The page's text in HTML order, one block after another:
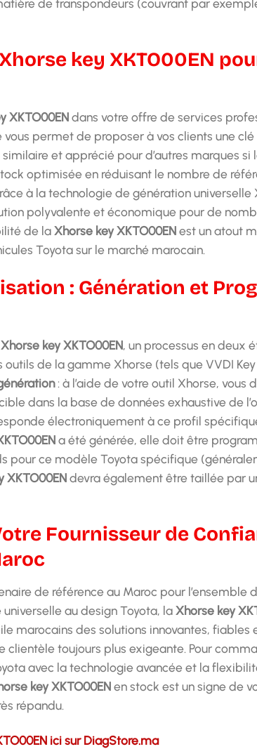
key XKTO00EN
XKTO00ENdans votre offre de services
vous permet de proposer à vos clients une
et apprécié pour d’autres marques si
optimisée en réduisant le nombre de
à la technologie de génération
polyvalente et économique pour de
de laXhorse key XKTO00ENest un atout
Toyota sur le marché marocain.
: Génération et
Xhorse key XKTO00EN, un processus en deux
outils de la gamme Xhorse (tels que VVDI
: à l’aide de votre outil Xhorse, vous
dans la base de données exhaustive de
électroniquement à ce profil
a été générée, elle doit être
pour ce modèle Toyota spécifique
XKTO00ENdevra également être taillée par
Fournisseur de
de référence au Maroc pour
au design Toyota, laXhorse key
marocains des solutions innovantes,
clientèle toujours plus exigeante. Pour
avec la technologie avancée et la
key XKTO00ENen stock est un signe de
répandu.
ici sur DiagStore.ma